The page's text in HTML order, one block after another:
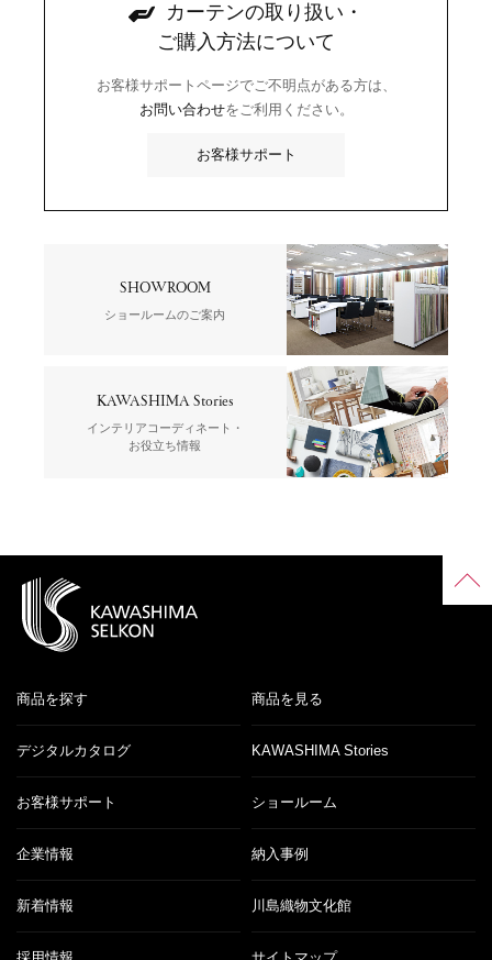
カーテンの取り扱い・
ご購入方法について
お客様サポートページでご不明点がある方は、
お問い合わせをご利用ください。
お客様サポート
SHOWROOM
ショールームのご案内
KAWASHIMA Stories
インテリアコーディネート・
お役立ち情報
商品を探す 商品を見る
デジタルカタログ KAWASHIMA Stories
お客様サポート ショールーム
企業情報 納入事例
新着情報 川島織物文化館